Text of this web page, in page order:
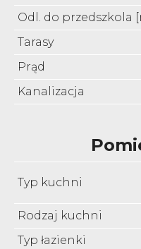
Odl. do przedszkola
Tarasy
Prąd
Kanalizacja
Typ kuchni
Rodzaj kuchni
Typ łazienki